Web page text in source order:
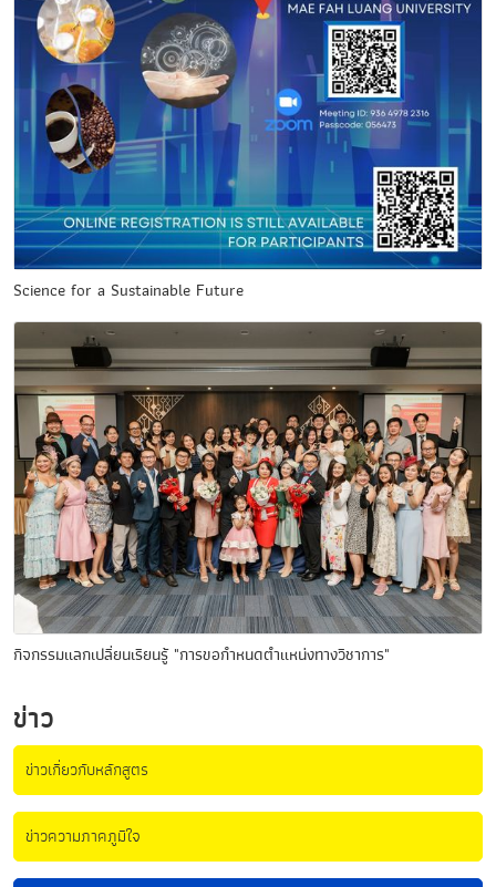
Science for a Sustainable Future
กิจกรรมแลกเปลี่ยนเรียนรู้ "การขอกำหนดตำแหน่งทางวิชาการ"
ข่าว
ข่าวเกี่ยวกับหลักสูตร
ข่าวความภาคภูมิใจ